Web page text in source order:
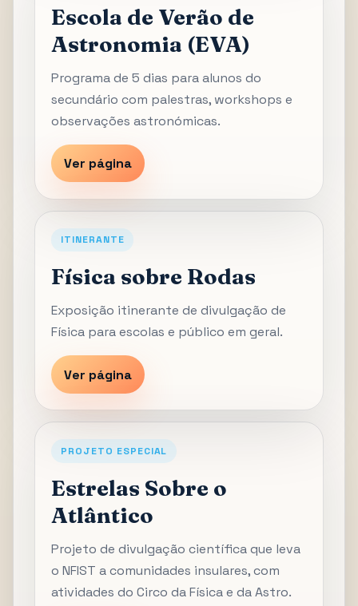
Escola de Verão de
Astronomia (EVA)
Programa de 5 dias para alunos do
secundário com palestras, workshops e
observações astronómicas.
Ver página
ITINERANTE
Física sobre Rodas
Exposição itinerante de divulgação de
Física para escolas e público em geral.
Ver página
PROJETO ESPECIAL
Estrelas Sobre o
Atlântico
Projeto de divulgação científica que leva
o NFIST a comunidades insulares, com
atividades do Circo da Física e da Astro.